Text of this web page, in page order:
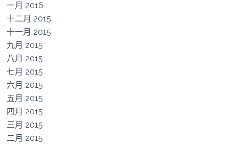
一月 2016
十二月 2015
十一月 2015
九月 2015
八月 2015
七月 2015
六月 2015
五月 2015
四月 2015
三月 2015
二月 2015